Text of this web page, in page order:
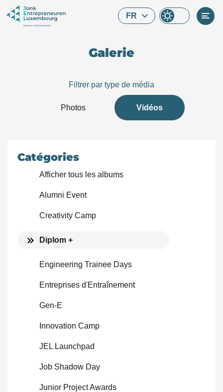
FR
Galerie
Filtrer par type de média
Photos Vidéos
Catégories
Afficher tous les albums
Alumni Event
Creativity Camp
Diplom +
Engineering Trainee Days
Entreprises d'Entraînement
Gen-E
Innovation Camp
JEL Launchpad
Job Shadow Day
Junior Project Awards